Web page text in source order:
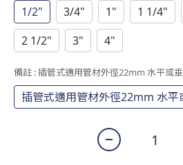
1/2" 3/4" 1" 1 1/4"
2 1/2"
3" 4"
備註 : 插管式適用管材外徑22mm 水平或
插管式適用管材外徑22mm 水平